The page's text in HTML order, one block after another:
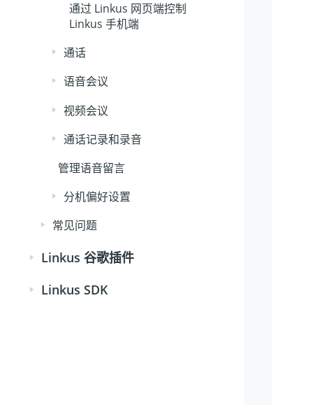
通过 Linkus 网页端控制
Linkus 手机端
通话
语音会议
视频会议
通话记录和录音
管理语音留言
分机偏好设置
常见问题
Linkus 谷歌插件
Linkus SDK